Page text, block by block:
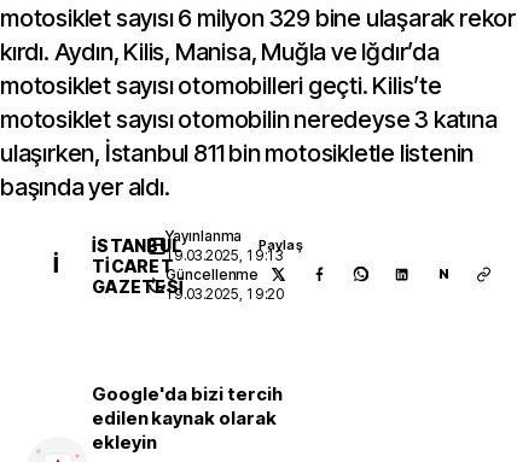
motosiklet sayısı 6 milyon 329 bine ulaşarak rekor
kırdı. Aydın, Kilis, Manisa, Muğla ve Iğdır’da
motosiklet sayısı otomobilleri geçti. Kilis’te
motosiklet sayısı otomobilin neredeyse 3 katına
ulaşırken, İstanbul 811 bin motosikletle listenin
başında yer aldı.
İ
İSTANBUL
TICARET
GAZETESI
Yayınlanma
19.03.2025, 19:13
Güncellenme
19.03.2025, 19:20
Paylaş
N
Google'da bizi tercih
edilen kaynak olarak
ekleyin